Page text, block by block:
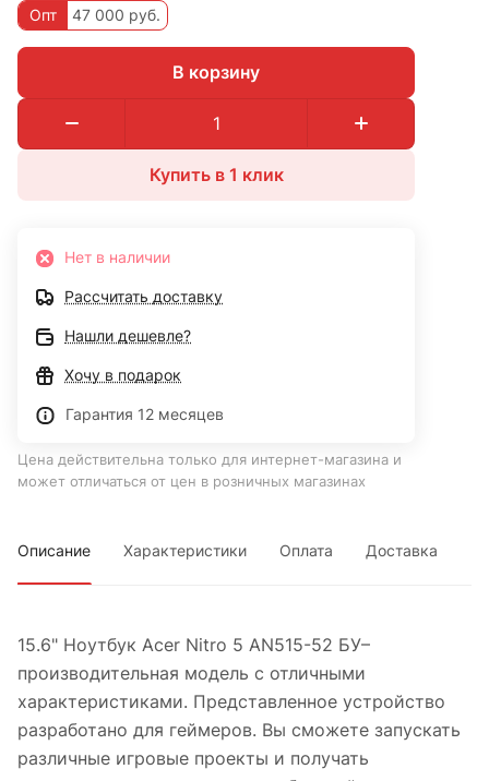
Опт 47 000 руб.
В корзину
Купить в 1 клик
Нет в наличии
Рассчитать доставку
Нашли дешевле?
Хочу в подарок
Гарантия 12 месяцев
Цена действительна только для интернет-магазина и
может отличаться от цен в розничных магазинах
Описание Характеристики Оплата Доставка
15.6" Ноутбук Acer Nitro 5 AN515-52 БУ–
производительная модель с отличными
характеристиками. Представленное устройство
разработано для геймеров. Вы сможете запускать
различные игровые проекты и получать